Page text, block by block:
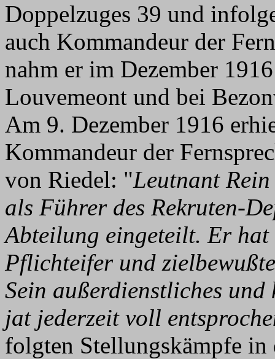
Doppelzuges 39 und
auch Kommandeur der
nahm er im Dezember
Louvemeont und bei
Am 9. Dezember 1916
Kommandeur der
von Riedel: "Leutnant
als Führer des Rekruten-
Abteilung eingeteilt. Er
Pflichteifer und
Sein außerdienstliches
jat jederzeit voll
folgten Stellungskämpfe in